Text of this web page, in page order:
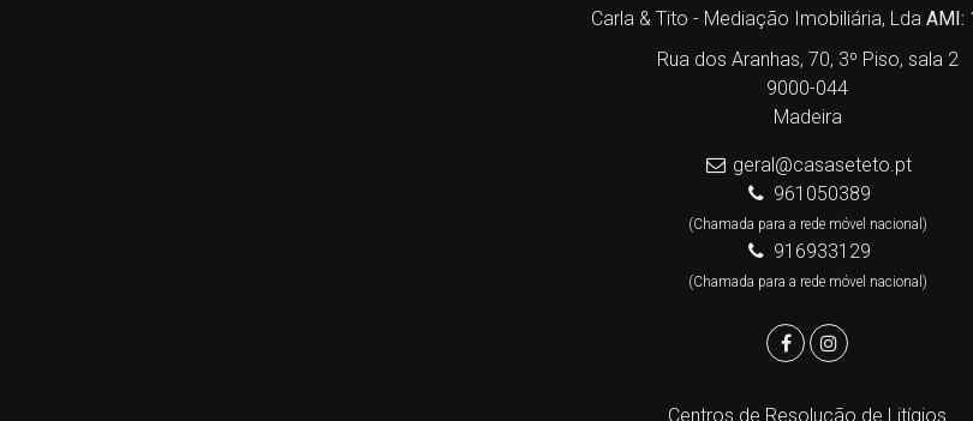
Carla & Tito - Mediação Imobiliária, Lda AMI:
Rua dos Aranhas, 70, 3º Piso, sala 2
9000-044
Madeira
geral@casaseteto.pt
961050389
(Chamada para a rede móvel nacional)
916933129
(Chamada para a rede móvel nacional)
Centros de Resolução de Litígios